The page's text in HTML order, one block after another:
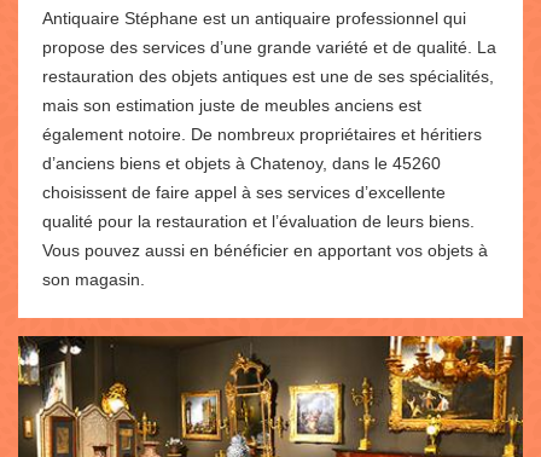
Antiquaire Stéphane est un antiquaire professionnel qui
propose des services d’une grande variété et de qualité. La
restauration des objets antiques est une de ses spécialités,
mais son estimation juste de meubles anciens est
également notoire. De nombreux propriétaires et héritiers
d’anciens biens et objets à Chatenoy, dans le 45260
choisissent de faire appel à ses services d’excellente
qualité pour la restauration et l’évaluation de leurs biens.
Vous pouvez aussi en bénéficier en apportant vos objets à
son magasin.